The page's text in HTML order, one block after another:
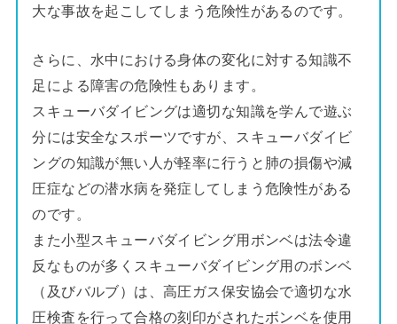
大な事故を起こしてしまう危険性があるのです。
さらに、水中における身体の変化に対する知識不
足による障害の危険性もあります。
スキューバダイビングは適切な知識を学んで遊ぶ
分には安全なスポーツですが、スキューバダイビ
ングの知識が無い人が軽率に行うと肺の損傷や減
圧症などの潜水病を発症してしまう危険性がある
のです。
また小型スキューバダイビング用ボンベは法令違
反なものが多くスキューバダイビング用のボンベ
（及びバルブ）は、高圧ガス保安協会で適切な水
圧検査を行って合格の刻印がされたボンベを使用